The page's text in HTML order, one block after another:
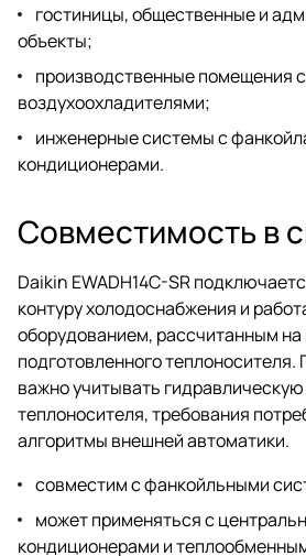
гостиницы, общественные и
объекты;
производственные помещения
воздухоохладителями;
инженерные системы с
кондиционерами.
Совместимость в
Daikin EWADH14C-SR
контуру холодоснабжения и
оборудованием, рассчитанным на
подготовленного теплоносителя.
важно учитывать
теплоносителя, требования
алгоритмы внешней автоматики.
совместим с фанкойльными
может применяться с
кондиционерами и